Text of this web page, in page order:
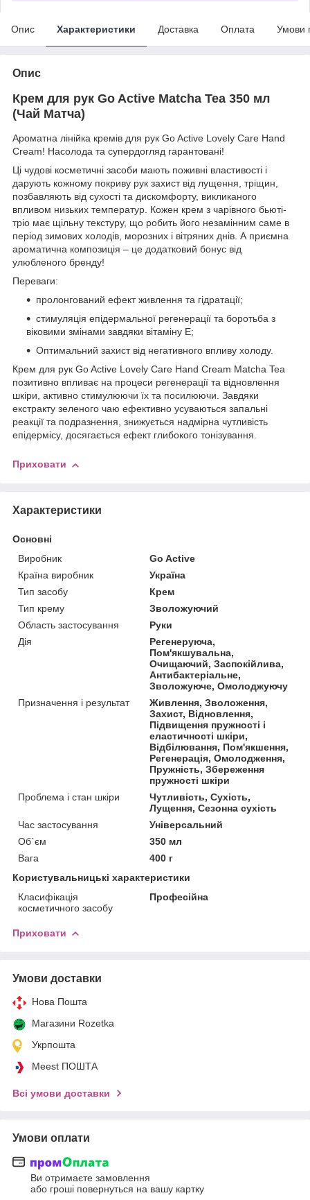
Опис Характеристики Доставка Оплата Умови
Опис
Крем для рук Go Active Matcha Tea 350 мл
(Чай Матча)
Ароматна лінійка кремів для рук Go Active Lovely Care Hand
Cream! Насолода та супердогляд гарантовані!
Ці чудові косметичні засоби мають поживні властивості і
дарують кожному покриву рук захист від лущення, тріщин,
позбавляють від сухості та дискомфорту, викликаного
впливом низьких температур. Кожен крем з чарівного бьюті-
тріо має щільну текстуру, що робить його незамінним саме в
період зимових холодів, морозних і вітряних днів. А приємна
ароматична композиція – це додатковий бонус від
улюбленого бренду!
Переваги:
пролонгований ефект живлення та гідратації;
стимуляція епідермальної регенерації та боротьба з
віковими змінами завдяки вітаміну Е;
Оптимальний захист від негативного впливу холоду.
Крем для рук Go Active Lovely Care Hand Cream Matcha Tea
позитивно впливає на процеси регенерації та відновлення
шкіри, активно стимулюючи їх та посилюючи. Завдяки
екстракту зеленого чаю ефективно усуваються запальні
реакції та подразнення, знижується надмірна чутливість
епідермісу, досягається ефект глибокого тонізування.
Приховати
Характеристики
Основні
Виробник
Go Active
Країна виробник
Україна
Тип засобу
Крем
Тип крему
Зволожуючий
Область застосування
Руки
Дія
Регенеруюча,
Пом'якшувальна,
Очищаючий, Заспокійлива,
Антибактеріальне,
Зволожуюче, Омолоджуючу
Призначення і результат
Живлення, Зволоження,
Захист, Відновлення,
Підвищення пружності і
еластичності шкіри,
Відбілювання, Пом'якшення,
Регенерація, Омолодження,
Пружність, Збереження
пружності шкіри
Проблема і стан шкіри
Чутливість, Сухість,
Лущення, Сезонна сухість
Час застосування
Універсальний
Об`єм
350 мл
Вага
400 г
Користувальницькі характеристики
Класифікація
косметичного засобу
Професійна
Приховати
Умови доставки
Нова Пошта
Магазини Rozetka
Укрпошта
Meest ПОШТА
Всі умови доставки
Умови оплати
Ви отримаєте замовлення
або гроші повернуться на вашу картку